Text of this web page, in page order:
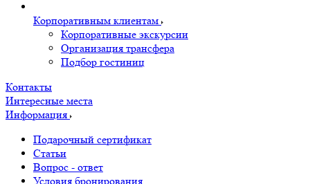
Корпоративным клиентам
Корпоративные экскурсии
Организация трансфера
Подбор гостиниц
Контакты
Интересные места
Информация
Подарочный сертификат
Статьи
Вопрос - ответ
Условия бронирования